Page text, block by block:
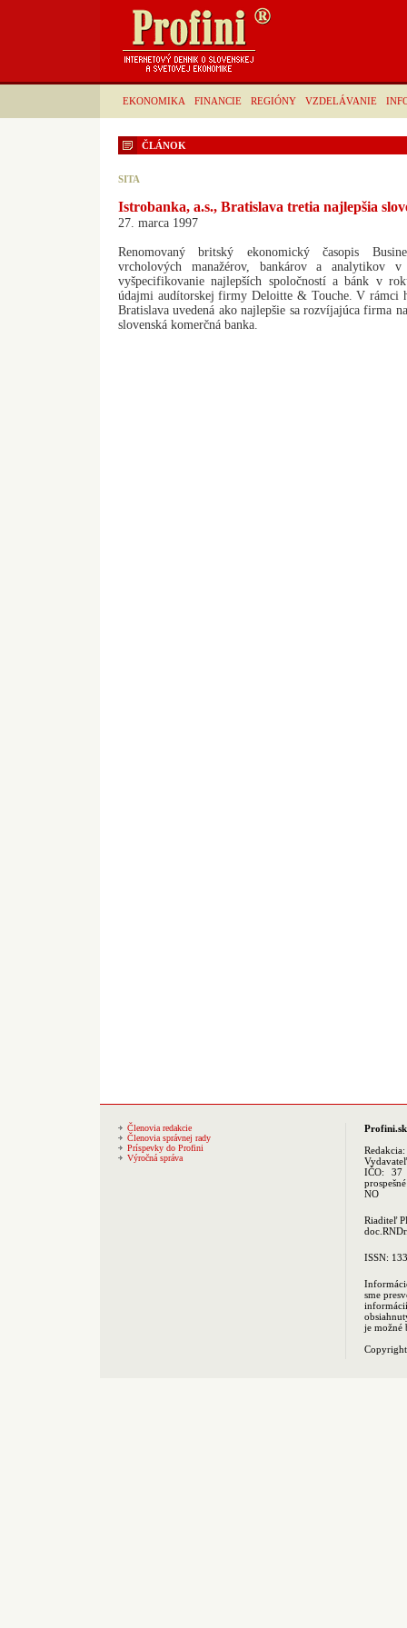
EKONOMIKA FINANCIE REGIÓNY VZDELÁVANIE
ČLÁNOK
SITA
Istrobanka, a.s., Bratislava tretia najlepšia
27. marca 1997
Renomovaný britský ekonomický časopis
vrcholových manažérov, bankárov a analytikov
vyšpecifikovanie najlepších spoločností a bánk v
údajmi audítorskej firmy Deloitte & Touche. V rámci
Bratislava uvedená ako najlepšie sa rozvíjajúca firma
slovenská komerčná banka.
Členovia redakcie
Členovia správnej rady
Príspevky do Profini
Výročná správa
Profini.sk
Redakcia:
IČO: 37
NO
Riaditeľ
ISSN:
sme
je možné